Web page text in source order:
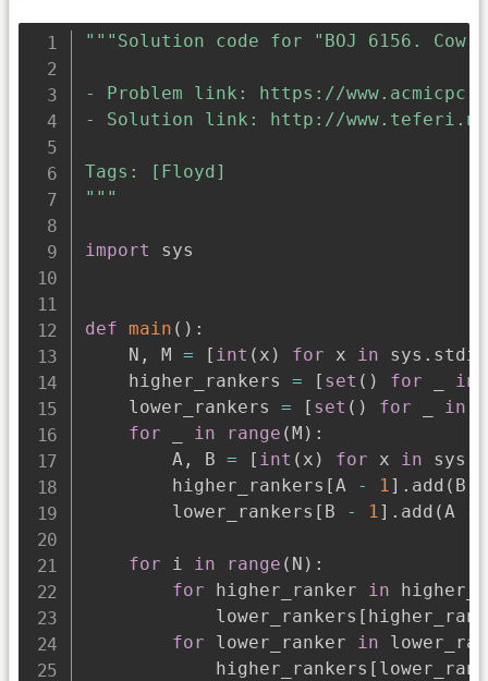
"""Solution code for "BOJ 6156. Cow
- Problem link: https://
- Solution link: http://
Tags: [Floyd]
"""
import sys
def main ( ) :
    N
, M = [ int ( x ) for x in sys . stdin
    higher_rankers
= [ set ( ) for in
    lower_rankers
= [ set ( ) for in
for
in range (M ) :
        A
, B = [ int ( x ) for x in sys
        higher_rankers
[A - 1] . add ( B
        lower_rankers
[ B - 1] . add (A -
for i in range ( N ) :
for higher_ranker in
            lower_rankers
[
for lower_ranker in
            higher_rankers
[